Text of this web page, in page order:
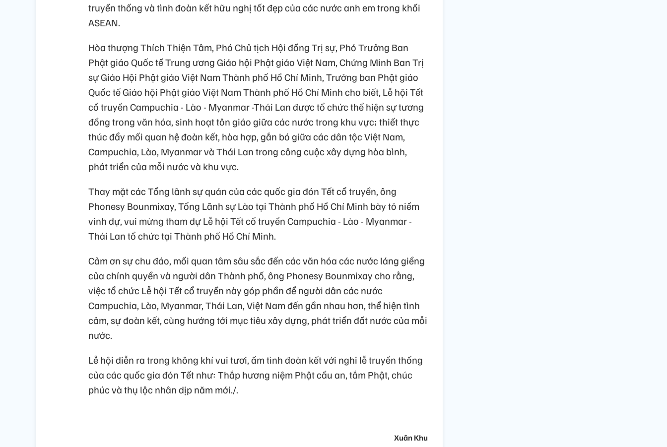
truyền thống và tình đoàn kết hữu nghị tốt đẹp của các nước anh em trong khối
ASEAN.
Hòa thượng Thích Thiện Tâm, Phó Chủ tịch Hội đồng Trị sự, Phó Trưởng Ban
Phật giáo Quốc tế Trung ương Giáo hội Phật giáo Việt Nam, Chứng Minh Ban Trị
sự Giáo Hội Phật giáo Việt Nam Thành phố Hồ Chí Minh, Trưởng ban Phật giáo
Quốc tế Giáo hội Phật giáo Việt Nam Thành phố Hồ Chí Minh cho biết, Lễ hội Tết
cổ truyền Campuchia - Lào - Myanmar -Thái Lan được tổ chức thể hiện sự tương
đồng trong văn hóa, sinh hoạt tôn giáo giữa các nước trong khu vực; thiết thực
thúc đẩy mối quan hệ đoàn kết, hòa hợp, gắn bó giữa các dân tộc Việt Nam,
Campuchia, Lào, Myanmar và Thái Lan trong công cuộc xây dựng hòa bình,
phát triển của mỗi nước và khu vực.
Thay mặt các Tổng lãnh sự quán của các quốc gia đón Tết cổ truyền, ông
Phonesy Bounmixay, Tổng Lãnh sự Lào tại Thành phố Hồ Chí Minh bày tỏ niềm
vinh dự, vui mừng tham dự Lễ hội Tết cổ truyền Campuchia - Lào - Myanmar -
Thái Lan tổ chức tại Thành phố Hồ Chí Minh.
Cảm ơn sự chu đáo, mối quan tâm sâu sắc đến các văn hóa các nước láng giềng
của chính quyền và người dân Thành phố, ông Phonesy Bounmixay cho rằng,
việc tổ chức Lễ hội Tết cổ truyền này góp phần để người dân các nước
Campuchia, Lào, Myanmar, Thái Lan, Việt Nam đến gần nhau hơn, thể hiện tình
cảm, sự đoàn kết, cùng hướng tới mục tiêu xây dựng, phát triển đất nước của mỗi
nước.
Lễ hội diễn ra trong không khí vui tươi, ấm tình đoàn kết với nghi lễ truyền thống
của các quốc gia đón Tết như: Thắp hương niệm Phật cầu an, tắm Phật, chúc
phúc và thụ lộc nhân dịp năm mới./.
Xuân Khu